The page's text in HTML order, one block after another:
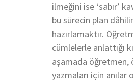
ilmeğini ise ‘sabır’
bu sürecin plan
hazırlamaktır.
cümlelerle anlattığı
aşamada öğretmen,
yazmaları için